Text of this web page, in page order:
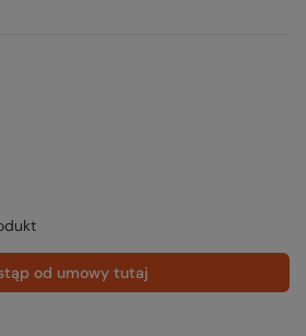
od umowy tutaj